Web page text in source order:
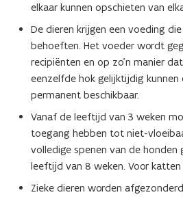
elkaar kunnen opschieten van
De dieren krijgen een voeding
behoeften. Het voeder wordt
recipiënten en op zo’n manier
eenzelfde hok gelijktijdig kunnen
permanent beschikbaar.
Vanaf de leeftijd van 3 weken
toegang hebben tot niet-
volledige spenen van de
leeftijd van 8 weken. Voor
Zieke dieren worden